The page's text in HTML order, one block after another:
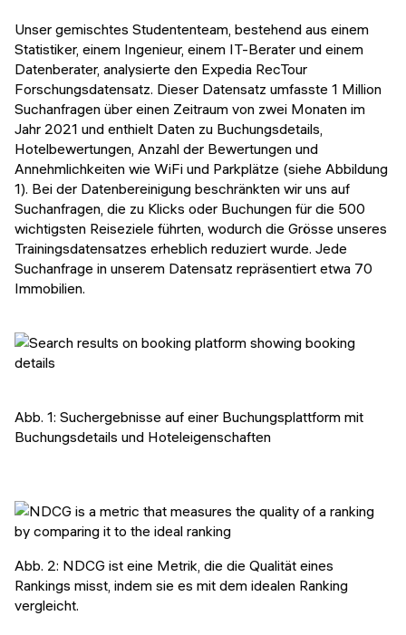
Unser gemischtes Studententeam, bestehend aus einem
Statistiker, einem Ingenieur, einem IT-Berater und einem
Datenberater, analysierte den Expedia RecTour
Forschungsdatensatz. Dieser Datensatz umfasste 1 Million
Suchanfragen über einen Zeitraum von zwei Monaten im
Jahr 2021 und enthielt Daten zu Buchungsdetails,
Hotelbewertungen, Anzahl der Bewertungen und
Annehmlichkeiten wie WiFi und Parkplätze (siehe Abbildung
1). Bei der Datenbereinigung beschränkten wir uns auf
Suchanfragen, die zu Klicks oder Buchungen für die 500
wichtigsten Reiseziele führten, wodurch die Grösse unseres
Trainingsdatensatzes erheblich reduziert wurde. Jede
Suchanfrage in unserem Datensatz repräsentiert etwa 70
Immobilien.
Abb. 1: Suchergebnisse auf einer Buchungsplattform mit
Buchungsdetails und Hoteleigenschaften
Abb. 2: NDCG ist eine Metrik, die die Qualität eines
Rankings misst, indem sie es mit dem idealen Ranking
vergleicht.